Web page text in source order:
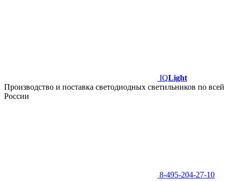
IQLight
Производство и поставка светодиодных светильников по всей
России
8-495-204-27-10